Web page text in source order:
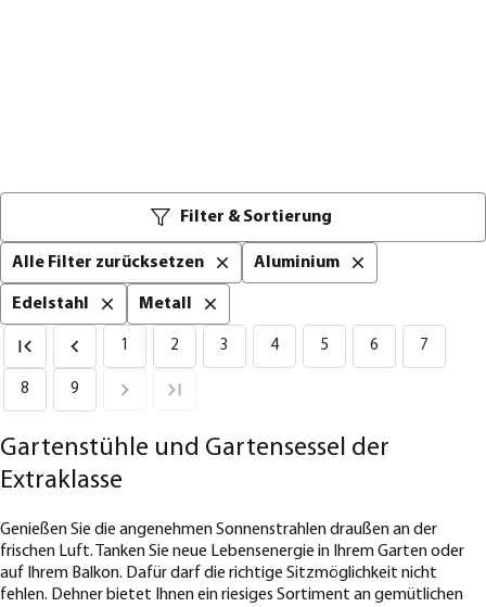
Filter & Sortierung
Alle Filter zurücksetzen Aluminium
Edelstahl Metall
1 2 3 4 5 6 7
8 9
Gartenstühle und Gartensessel der
Extraklasse
Genießen Sie die angenehmen Sonnenstrahlen draußen an der
frischen Luft. Tanken Sie neue Lebensenergie in Ihrem Garten oder
auf Ihrem Balkon. Dafür darf die richtige Sitzmöglichkeit nicht
fehlen. Dehner bietet Ihnen ein riesiges Sortiment an gemütlichen